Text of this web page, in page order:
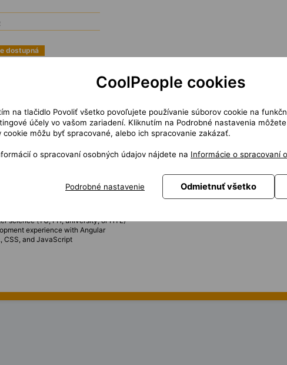
dostupná
be responsible for developing and maintaining web applications with React,
closely with developers, UX designers, and business stakeholders while working
education in computer science, several years of experience with
of web applications with React
and optimization of existing applications
and performance
UX designers, and business stakeholders
backend integration
such as Git
and best practices
science (TU, FH, university, or HTL)
experience with Angular
CSS, and JavaScript
CoolPeople cookies
na tlačidlo Povoliť všetko povoľujete používanie súborov cookie na
účely vo vašom zariadení. Kliknutím na Podrobné nastavenia
cookie môžu byť spracované, alebo ich spracovanie zakázať.
o spracovaní osobných údajov nájdete na Informácie o spracovaní
Podrobné nastavenie Odmietnuť všetko